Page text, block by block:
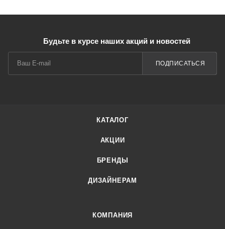
Будьте в курсе наших акций и новостей
ПОДПИСАТЬСЯ
КАТАЛОГ
АКЦИИ
БРЕНДЫ
ДИЗАЙНЕРАМ
КОМПАНИЯ